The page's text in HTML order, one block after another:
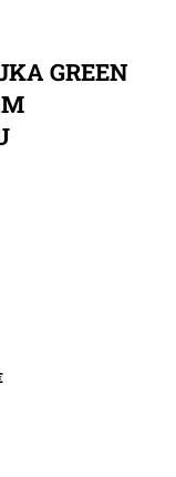
GREEN